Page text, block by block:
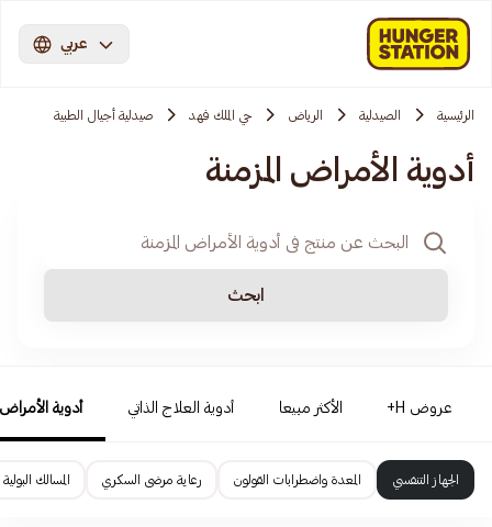
عربي
الرئيسية الصيدلية الرياض حي الملك فهد صيدلية أجيال الطبية
أدوية الأمراض المزمنة
ابحث
عروض H+ الأكثر مبيعا أدوية العلاج الذاتي أدوية الأمراض
الجهاز التنفسي المعدة واضطرابات القولون رعاية مرضى السكري المسالك البولية